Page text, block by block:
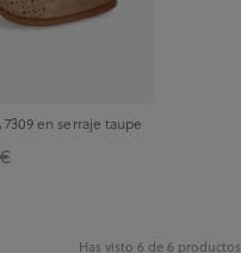
7309 en serraje taupe
Has visto 6 de 6 productos